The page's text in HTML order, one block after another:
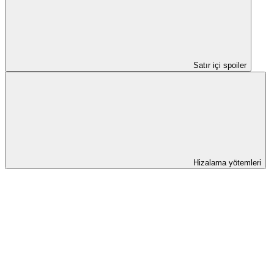
Satır içi spoiler
Hizalama yötemleri